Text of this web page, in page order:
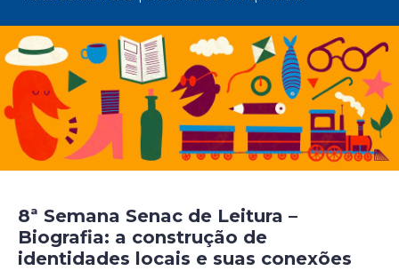
8ª Semana Senac de Leitura –
Biografia: a construção de
identidades locais e suas conexões